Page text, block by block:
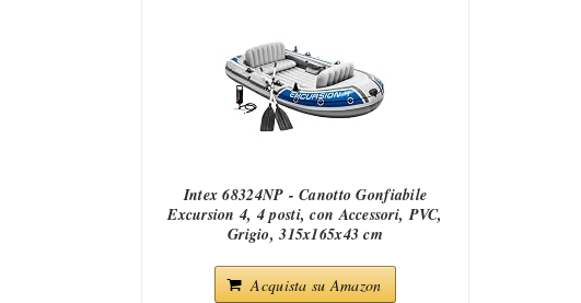
Intex 68324NP - Canotto Gonfiabile
Excursion 4, 4 posti, con Accessori, PVC,
Grigio, 315x165x43 cm
Acquista su Amazon